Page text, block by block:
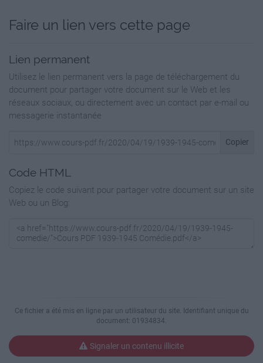
https://multiup.org/download/
Les jeux de l'amour et de la guerre
https://multiup.org/download/
1976
Les Têtes Brûlées 1 ‐ Saison 1
https://multiup.org/download/
1976
https://multiup.org/download/
https://multiup.org/download/
Les Têtes Brûlées 4 ‐ Saison 1
Faire un lien vers cette page
Lien permanent
Utilisez le lien permanent vers la page de téléchargement du
document pour partager votre document sur le Web et les
réseaux sociaux, ou directement avec un contact par e-mail ou
messagerie instantanée
Copier
Code HTML
Copiez le code suivant pour partager votre document sur un site
Web ou un Blog:
Ce fichier a été mis en ligne par un utilisateur du site. Identifiant unique du
document: 01934834.
Signaler un contenu illicite